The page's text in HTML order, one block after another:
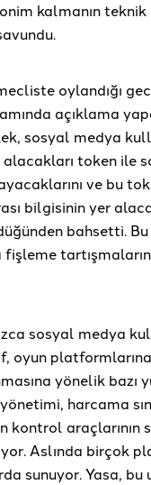
kalmanın
oylandığı
açıklama
sosyal medya
token ile
ve bu
bilgisinin yer
bahsetti.
sosyal medya
oyun
yönelik bazı
harcama
kontrol araçlarının
Aslında birçok
sunuyor. Yasa, bu